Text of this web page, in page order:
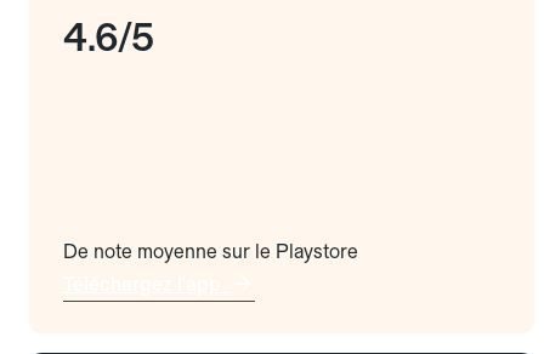
4.6/5
De note moyenne sur le Playstore